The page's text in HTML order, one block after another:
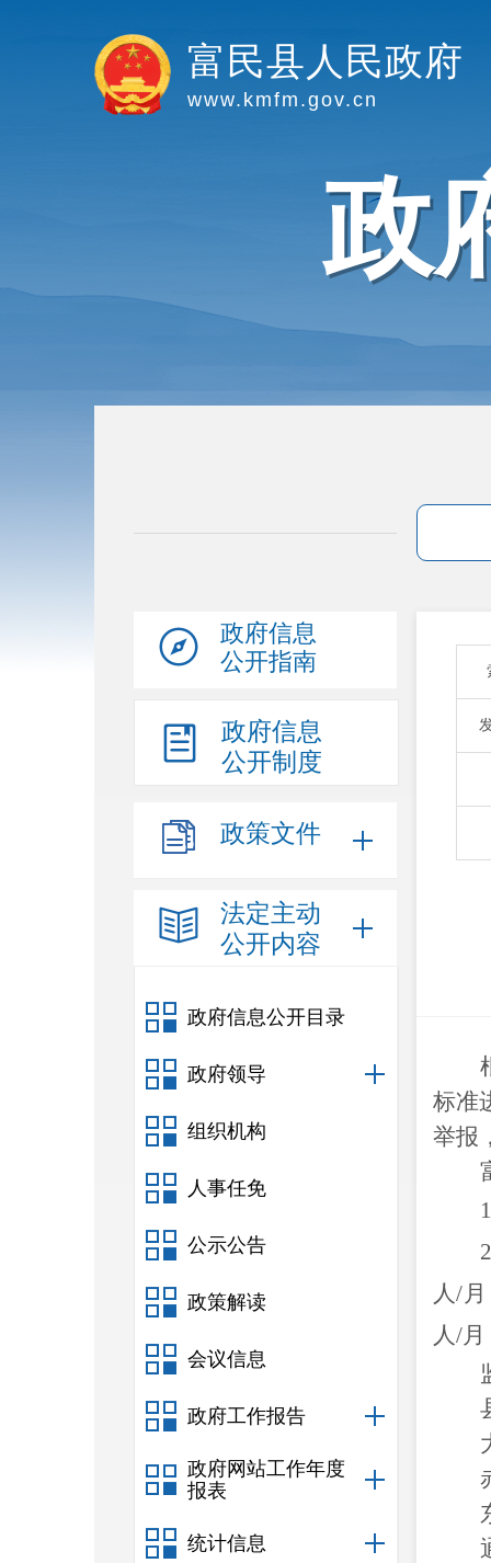
富民县人民政府
www.kmfm.gov.cn
政
政府信息
公开指南
政府信息
公开制度
政策文件
法定主动
公开内容
政府信息公开目录
政府领导
组织机构
人事任免
公示公告
政策解读
会议信息
政府工作报告
政府网站工作年度
报表
统计信息
标准
举报
人/月
人/月